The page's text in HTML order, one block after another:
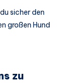
sicher den
großen Hund
zu